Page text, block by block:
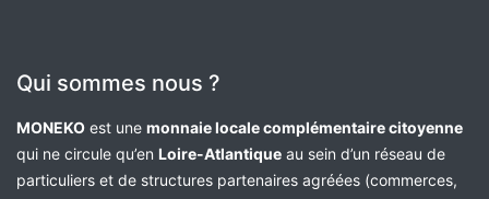
Qui sommes nous ?
MONEKO est une monnaie locale complémentaire citoyenne
qui ne circule qu’en Loire-Atlantique au sein d’un réseau de
particuliers et de structures partenaires agréées (commerces,